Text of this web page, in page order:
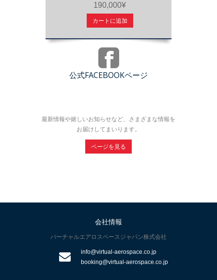
190,000¥
カートに追加
公式FACEBOOKページ
最新情報や嬉しいお知らせなど、さまざまな情報を
お届けしてまいります。
ページを見る
会社情報
バーチャルエアロスペースジャパン株式会社
info@virtual-aerospace.co.jp
booking@virtual-aerospace.co.jp